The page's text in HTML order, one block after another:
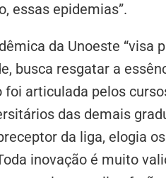
essas epidemias”.
da Unoeste “visa
busca resgatar a
articulada pelos
das demais
da liga, elogia os
inovação é muito